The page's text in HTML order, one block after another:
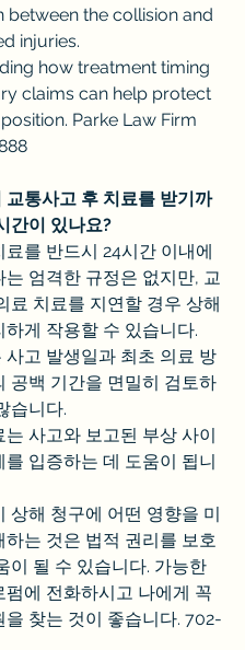
between the collision and
injuries.
how treatment timing
claims can help protect
Parke Law Firm
교통사고 후 치료를 받기까
간이 있나요?
료를 반드시 24시간 이내에
는 엄격한 규정은 없지만, 교
료 치료를 지연할 경우 상해
하게 작용할 수 있습니다.
사고 발생일과 최초 의료 방
공백 기간을 면밀히 검토하
습니다.
는 사고와 보고된 부상 사이
를 입증하는 데 도움이 됩니
상해 청구에 어떤 영향을 미
하는 것은 법적 권리를 보호
이 될 수 있습니다. 가능한
펌에 전화하시고 나에게 꼭
을 찾는 것이 좋습니다. 702-